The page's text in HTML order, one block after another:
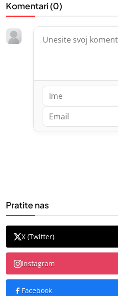
Komentari (0)
Pratite nas
X (Twitter)
Instagram
Facebook